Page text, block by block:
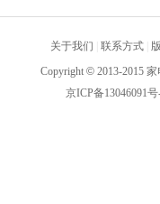
关于我们 联系方式
Copyright © 2013-2015
京ICP备13046091号